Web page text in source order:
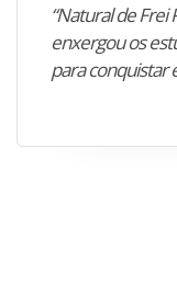
“Natural de Frei
enxergou os
para conquistar